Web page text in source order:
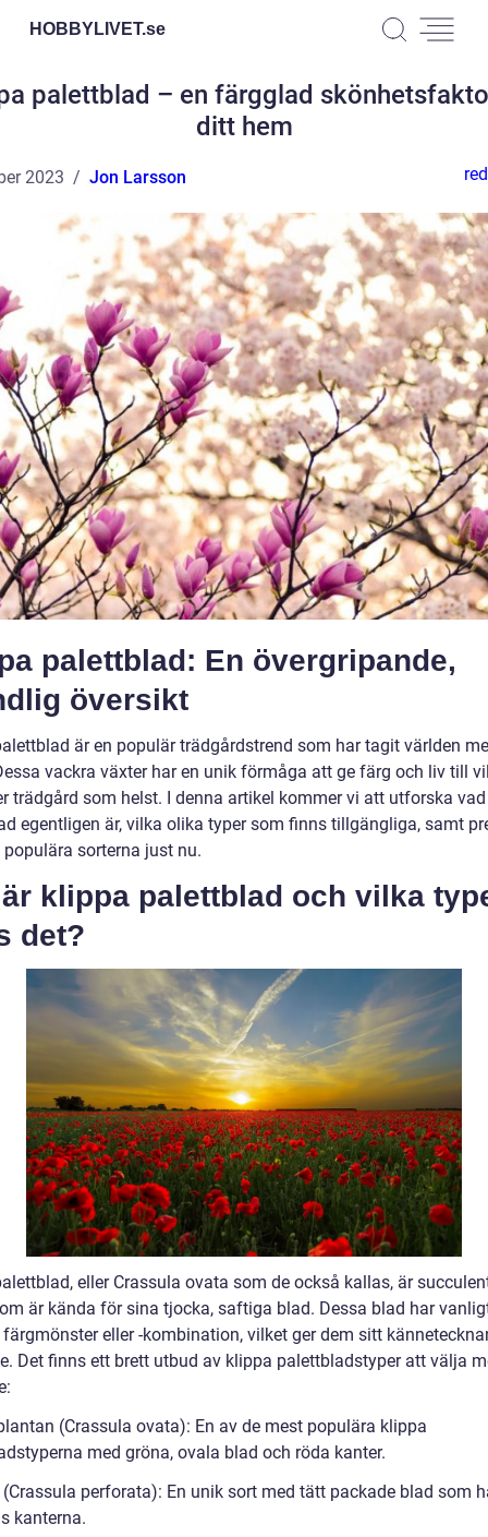
HOBBYLIVET.se
palettblad – en färgglad
ditt hem
2023 Jon Larsson
palettblad: En övergripande,
översikt
är en populär trädgårdstrend som har tagit världen
vackra växter har en unik förmåga att ge färg och liv till
trädgård som helst. I denna artikel kommer vi att utforska
egentligen är, vilka olika typer som finns tillgängliga, samt
populära sorterna just nu.
är klippa palettblad och vilka
det?
eller Crassula ovata som de också kallas, är
är kända för sina tjocka, saftiga blad. Dessa blad har
eller -kombination, vilket ger dem sitt
Det finns ett brett utbud av klippa palettbladstyper att välja
(Crassula ovata): En av de mest populära klippa
med gröna, ovala blad och röda kanter.
(Crassula perforata): En unik sort med tätt packade blad som
kanterna.